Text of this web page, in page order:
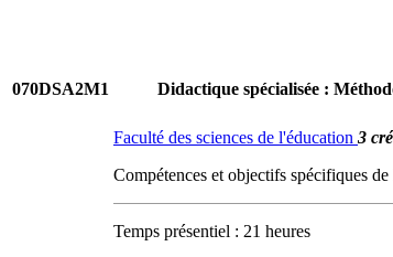
070DSA2M1 Didactique spécialisée :
Faculté des sciences de l'éducation 3
Compétences et objectifs spécifiques
Temps présentiel : 21 heures